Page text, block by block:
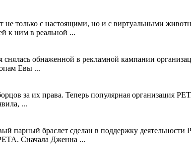
только с настоящими, но и с виртуальными
к ним в реальной ...
снялась обнаженной в рекламной кампании
Евы ...
за их права. Теперь популярная организация
...
парный браслет сделан в поддержку деятельности
Сначала Дженна ...